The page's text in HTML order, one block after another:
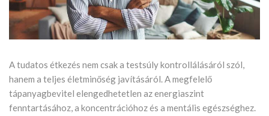
A tudatos étkezés nem csak a testsúly kontrollálásáról szól,
hanem a teljes életminőség javításáról. A megfelelő
tápanyagbevitel elengedhetetlen az energiaszint
fenntartásához, a koncentrációhoz és a mentális egészséghez.